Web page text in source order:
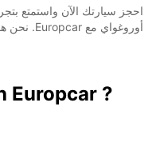
احجز سيارتك الآن واستمتع
أوروغواي مع Europcar. نحن هنا لنجعل رحلتك تجربة لا تُنسى!
Europcar ?